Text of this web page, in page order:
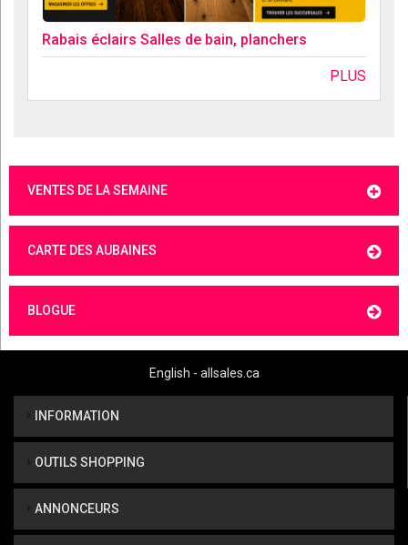
Rabais éclairs Salles de bain, planchers
PLUS
VENTES DE LA SEMAINE
CARTE DES AUBAINES
BLOGUE
English - allsales.ca
INFORMATION
OUTILS SHOPPING
ANNONCEURS